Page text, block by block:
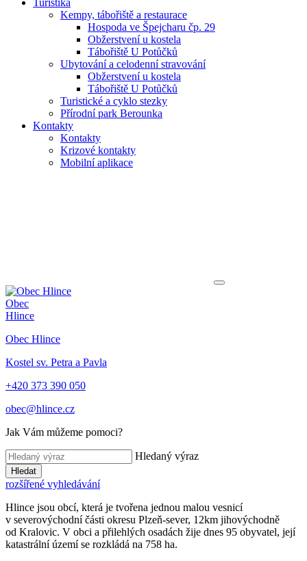
Turistika
Kempy, tábořiště a restaurace
Hospoda ve Špejcharu čp. 29
Obžerstvení u kostela
Tábořiště U Potůčků
Ubytování a celodenní stravování
Obžerstvení u kostela
Tábořiště U Potůčků
Turistické a cyklo stezky
Přírodní park Berounka
Kontakty
Kontakty
Krizové kontakty
Mobilní aplikace
Obec
Hlince
Obec Hlince
Kostel sv. Petra a Pavla
+420 373 390 050
obec@hlince.cz
Jak Vám můžeme pomoci?
Hledaný výraz
Hledat
rozšířené vyhledávání
Hlince jsou obcí, která je tvořena jednou malou vesnicí
v severovýchodní části okresu Plzeň-sever, 12km jihovýchodně
od Kralovic. V obci a přilehlých osadách žije dnes 95 obyvatel, její
katastrální území se rozkládá na 758 ha.